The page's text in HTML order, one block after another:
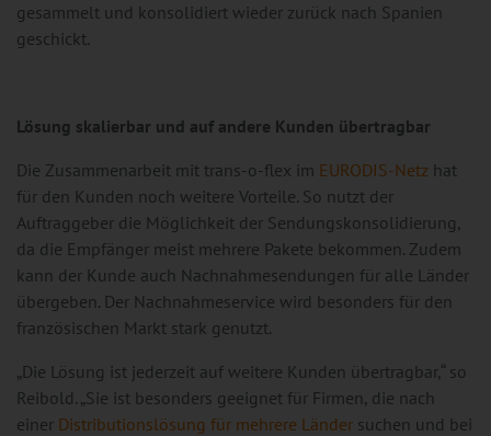
gesammelt und konsolidiert wieder zurück nach Spanien
geschickt.
Lösung skalierbar und auf andere Kunden übertragbar
Die Zusammenarbeit mit trans-o-flex im EURODIS-Netz hat
für den Kunden noch weitere Vorteile. So nutzt der
Auftraggeber die Möglichkeit der Sendungskonsolidierung,
da die Empfänger meist mehrere Pakete bekommen. Zudem
kann der Kunde auch Nachnahmesendungen für alle Länder
übergeben. Der Nachnahmeservice wird besonders für den
französischen Markt stark genutzt.
„Die Lösung ist jederzeit auf weitere Kunden übertragbar,“ so
Reibold. „Sie ist besonders geeignet für Firmen, die nach
einer Distributionslösung für mehrere Länder suchen und bei